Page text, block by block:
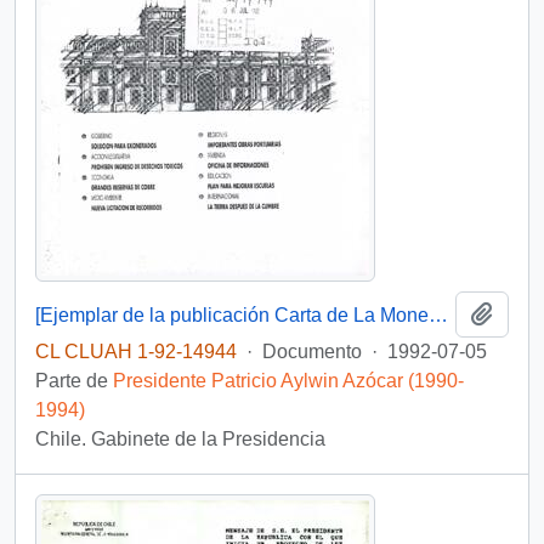
[Ejemplar de la publicación Carta de La Moneda N°7]
CL CLUAH 1-92-14944 · Documento · 1992-07-05
Parte de Presidente Patricio Aylwin Azócar (1990-
1994)
Chile. Gabinete de la Presidencia